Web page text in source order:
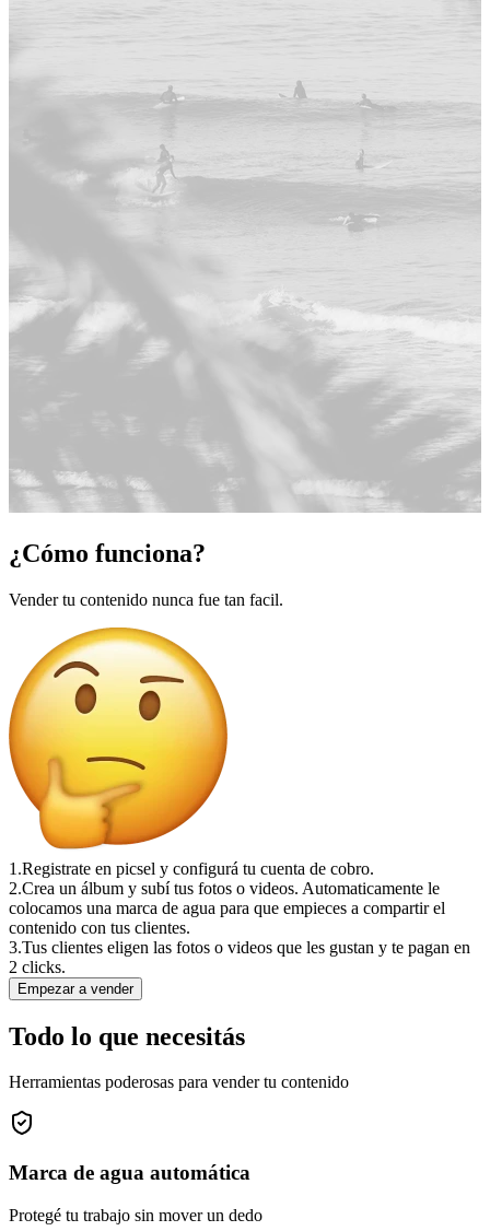
¿Cómo funciona?
Vender tu contenido nunca fue tan facil.
1.Registrate en picsel y configurá tu cuenta de cobro.
2.Crea un álbum y subí tus fotos o videos. Automaticamente le
colocamos una marca de agua para que empieces a compartir el
contenido con tus clientes.
3.Tus clientes eligen las fotos o videos que les gustan y te pagan en
2 clicks.
Empezar a vender
Todo lo que necesitás
Herramientas poderosas para vender tu contenido
Marca de agua automática
Protegé tu trabajo sin mover un dedo